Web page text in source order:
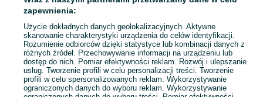
Mapa ministron
Popularne wyszukiwania
zapewnienia:
Użycie dokładnych danych geolokalizacyjnych. Aktywne
skanowanie charakterystyki urządzenia do celów identyfikacji.
Rozumienie odbiorców dzięki statystyce lub kombinacji danych z
różnych źródeł. Przechowywanie informacji na urządzeniu lub
dostęp do nich. Pomiar efektywności reklam. Rozwój i ulepszanie
usług. Tworzenie profili w celu personalizacji treści. Tworzenie
profili w celu spersonalizowanych reklam. Wykorzystywanie
ograniczonych danych do wyboru reklam. Wykorzystywanie